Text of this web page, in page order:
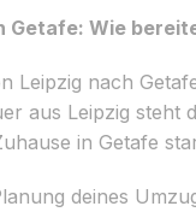
Getafe: Wie
Leipzig nach
aus Leipzig steht
in Getafe
deines